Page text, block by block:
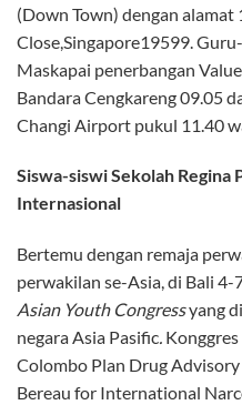
(Down Town) dengan alamat
Close,Singapore19599.
Maskapai penerbangan
Bandara Cengkareng 09.05
Changi Airport pukul 11.40
Siswa-siswi Sekolah Regina
Internasional
Bertemu dengan remaja
perwakilan se-Asia, di Bali 4-
Asian Youth Congressyang
negara Asia Pasific.
Colombo Plan Drug
Bereau for International